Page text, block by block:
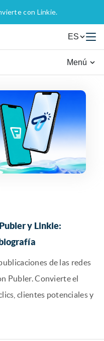
con Linkie.
ES
Menú
y Linkie:
de las redes
Publer. Convierte el
clientes potenciales y